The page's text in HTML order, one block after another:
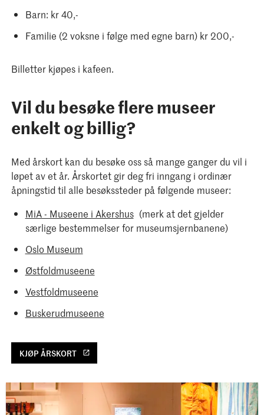
Barn: kr 40,-
Familie (2 voksne i følge med egne barn) kr 200,-
Billetter kjøpes i kafeen.
Vil du besøke flere museer
enkelt og billig?
Med årskort kan du besøke oss så mange ganger du vil i
løpet av et år. Årskortet gir deg fri inngang i ordinær
åpningstid til alle besøkssteder på følgende museer:
MiA - Museene i Akershus (merk at det gjelder
særlige bestemmelser for museumsjernbanene)
Oslo Museum
Østfoldmuseene
Vestfoldmuseene
Buskerudmuseene
KJØP ÅRSKORT